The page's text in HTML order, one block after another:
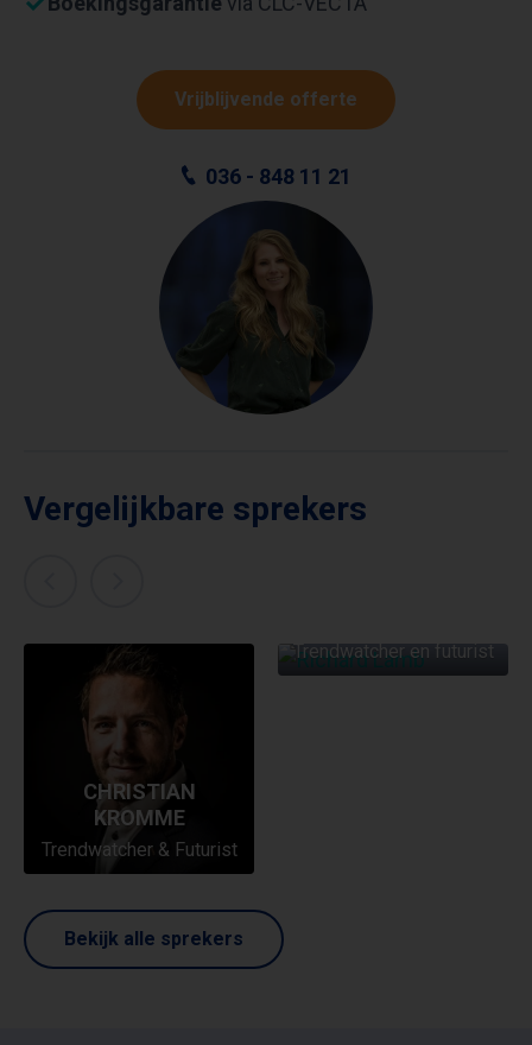
Vrijblijvende offerte
036 - 848 11 21
Vergelijkbare sprekers
CHRISTIAN
KROMME
Trendwatcher & Futurist
Trendwatcher en futurist
Bekijk alle sprekers